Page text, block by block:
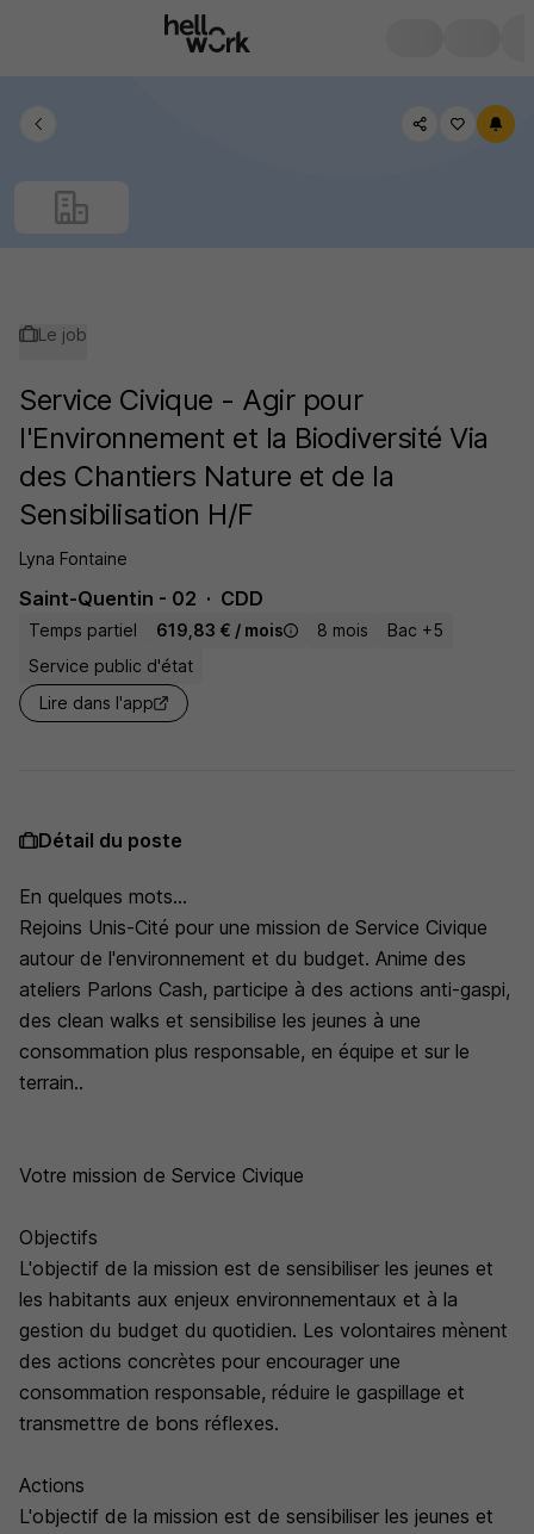
Le job
Service Civique - Agir pour
l'Environnement et la Biodiversité Via
des Chantiers Nature et de la
Sensibilisation H/F
Lyna Fontaine
Saint-Quentin - 02 CDD
Temps partiel 619,83 € / mois 8 mois
Bac +5
Service public d'état
Lire dans l'app
Détail du poste
En quelques mots...
Rejoins Unis-Cité pour une mission de Service Civique
autour de l'environnement et du budget. Anime des
ateliers Parlons Cash, participe à des actions anti-gaspi,
des clean walks et sensibilise les jeunes à une
consommation plus responsable, en équipe et sur le
terrain..
Votre mission de Service Civique
Objectifs
L'objectif de la mission est de sensibiliser les jeunes et
les habitants aux enjeux environnementaux et à la
gestion du budget du quotidien. Les volontaires mènent
des actions concrètes pour encourager une
consommation responsable, réduire le gaspillage et
transmettre de bons réflexes.
Actions
L'objectif de la mission est de sensibiliser les jeunes et